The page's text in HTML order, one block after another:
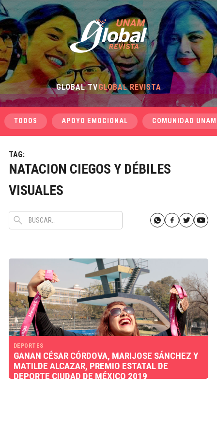
GLOBAL TVGLOBAL REVISTA
TODOS APOYO EMOCIONAL COMUNIDAD UNAM
TAG:
NATACION CIEGOS Y DÉBILES
VISUALES
DEPORTES
GANAN CÉSAR CÓRDOVA, MARIJOSE SÁNCHEZ Y
MATILDE ALCAZAR, PREMIO ESTATAL DE
DEPORTE CIUDAD DE MÉXICO 2019